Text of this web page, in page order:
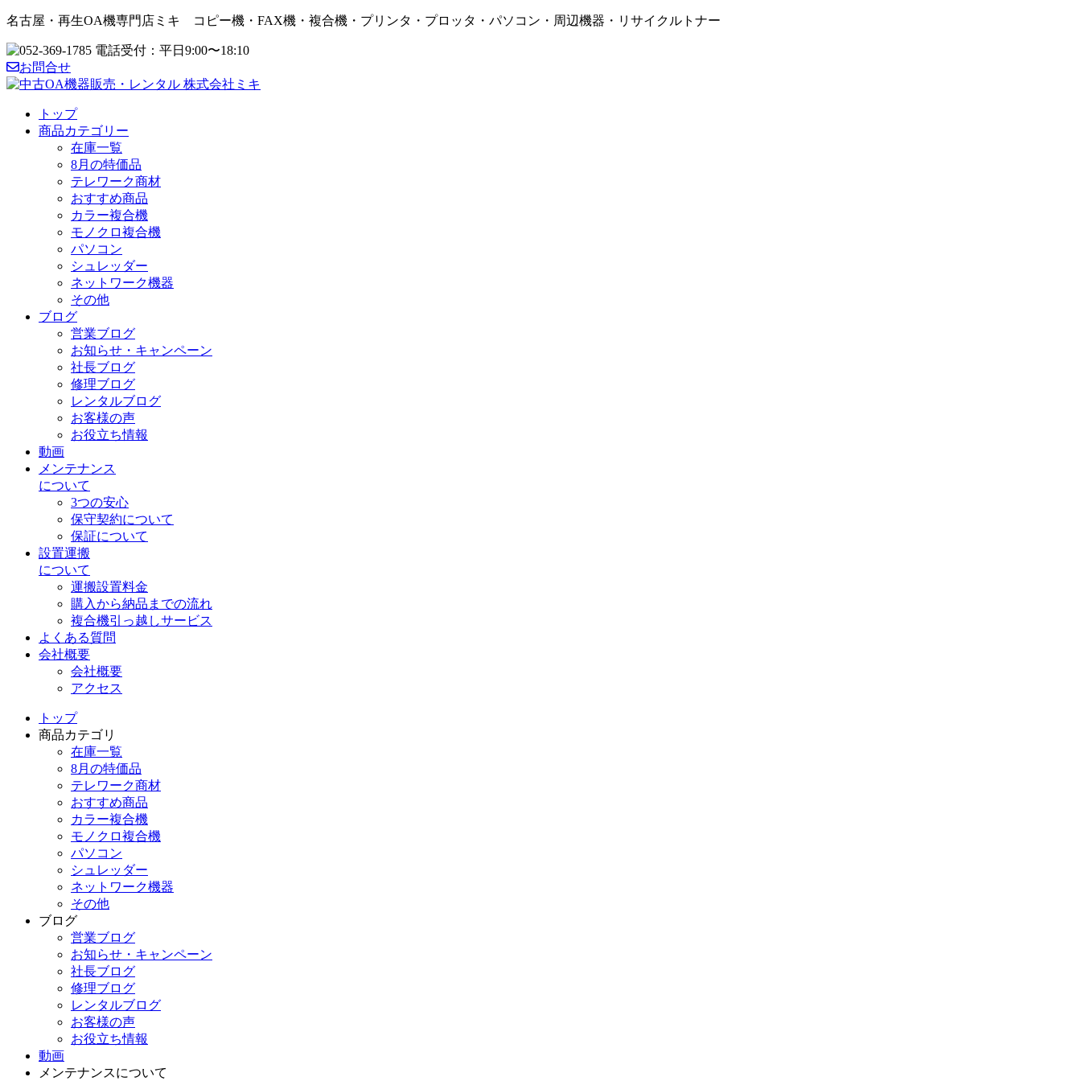
名古屋・再生OA機専門店ミキ コピー機・FAX機・複合機・プリンタ・プロッタ・パソコン・周辺機器・リサイクルトナー
お問合せ
トップ
商品カテゴリー
在庫一覧
8月の特価品
テレワーク商材
おすすめ商品
カラー複合機
モノクロ複合機
パソコン
シュレッダー
ネットワーク機器
その他
ブログ
営業ブログ
お知らせ・キャンペーン
社長ブログ
修理ブログ
レンタルブログ
お客様の声
お役立ち情報
動画
メンテナンス
について
3つの安心
保守契約について
保証について
設置運搬
について
運搬設置料金
購入から納品までの流れ
複合機引っ越しサービス
よくある質問
会社概要
会社概要
アクセス
トップ
商品カテゴリ
在庫一覧
8月の特価品
テレワーク商材
おすすめ商品
カラー複合機
モノクロ複合機
パソコン
シュレッダー
ネットワーク機器
その他
ブログ
営業ブログ
お知らせ・キャンペーン
社長ブログ
修理ブログ
レンタルブログ
お客様の声
お役立ち情報
動画
メンテナンスについて